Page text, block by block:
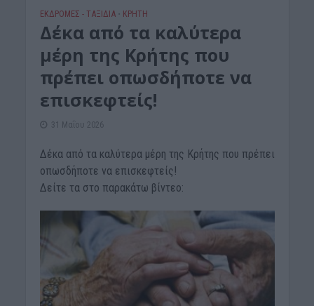
ΕΚΔΡΟΜΈΣ - ΤΑΞΊΔΙΑ • ΚΡΗΤΗ
Δέκα από τα καλύτερα
μέρη της Κρήτης που
πρέπει οπωσδήποτε να
επισκεφτείς!
31 Μαΐου 2026
Δέκα από τα καλύτερα μέρη της Κρήτης που πρέπει
οπωσδήποτε να επισκεφτείς!
Δείτε τα στο παρακάτω βίντεο: